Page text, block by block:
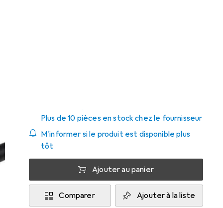
Plus de 10 pièces en stock chez le fournisseur
M'informer si le produit est disponible plus
tôt
Ajouter au panier
Comparer Ajouter à la liste